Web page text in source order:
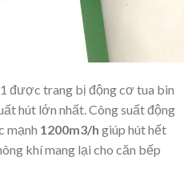
được trang bị động cơ tua bin
hút lớn nhất. Công suất động
mạnh 1200m3/h giúp hút hết
khí mang lại cho căn bếp